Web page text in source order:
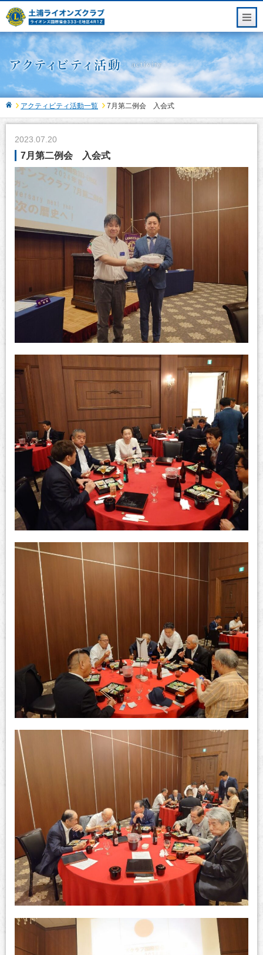
アクティビティ活動一覧 7月第二例会 入会式
2023.07.20
7月第二例会 入会式